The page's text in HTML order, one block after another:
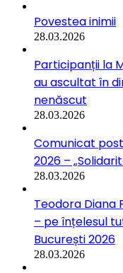
Povestea inimii
28.03.2026
Participanții la
au ascultat în
nenăscut
28.03.2026
Comunicat
2026 –
28.03.2026
Teodora Diana
– pe înțelesul
București 2026
28.03.2026